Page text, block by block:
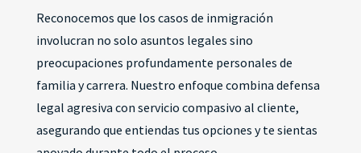
Reconocemos que los casos de inmigración
involucran no solo asuntos legales sino
preocupaciones profundamente personales de
familia y carrera. Nuestro enfoque combina defensa
legal agresiva con servicio compasivo al cliente,
asegurando que entiendas tus opciones y te sientas